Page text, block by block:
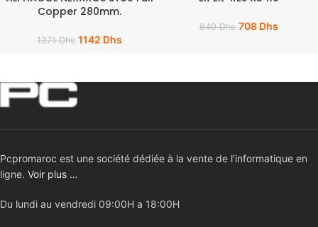
Copper 280mm.
1371Dhs 1142 Dhs
849Dhs 708 Dhs
Pcpromaroc est une société dédiée à la vente de l’informatique en
ligne. Voir plus …
Du lundi au vendredi 09:00H a 18:00H